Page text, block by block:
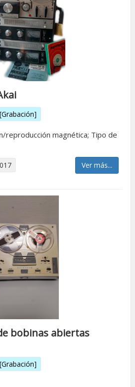
[Grabación]
reproducción magnética; Tipo de
Ver más...
bobinas abiertas
[Grabación]